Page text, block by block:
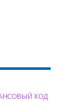
КОД